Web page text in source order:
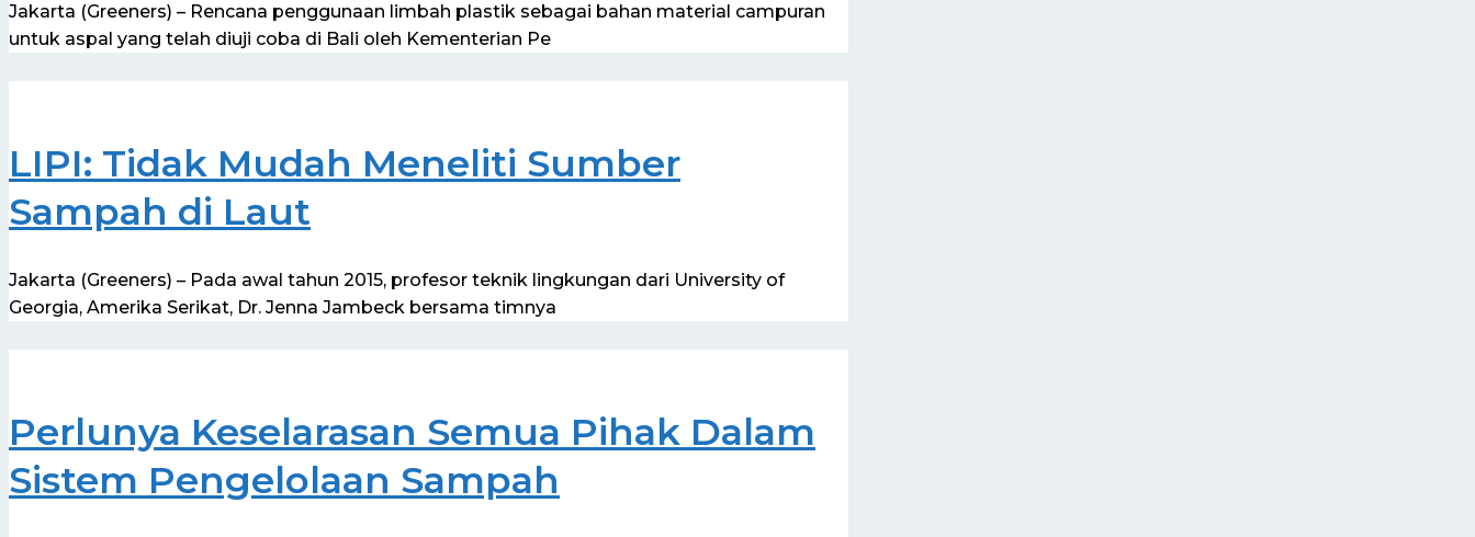
Jakarta (Greeners) – Rencana penggunaan limbah plastik sebagai bahan material campuran
untuk aspal yang telah diuji coba di Bali oleh Kementerian Pe
LIPI: Tidak Mudah Meneliti Sumber
Sampah di Laut
Jakarta (Greeners) – Pada awal tahun 2015, profesor teknik lingkungan dari University of
Georgia, Amerika Serikat, Dr. Jenna Jambeck bersama timnya
Perlunya Keselarasan Semua Pihak Dalam
Sistem Pengelolaan Sampah